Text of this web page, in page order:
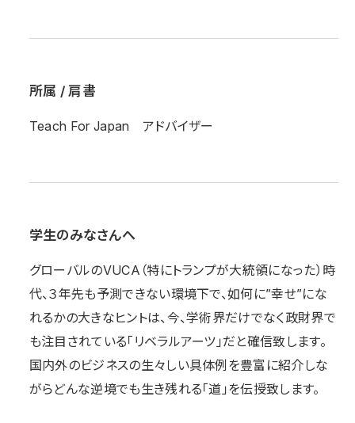
所属 / 肩書
Teach For Japan アドバイザー
学生のみなさんへ
グローバルのVUCA（特にトランプが大統領になった）時
代、３年先も予測できない環境下で、如何に”幸せ”にな
れるかの大きなヒントは、今、学術界だけでなく政財界で
も注目されている「リベラルアーツ」だと確信致します。
国内外のビジネスの生々しい具体例を豊富に紹介しな
がらどんな逆境でも生き残れる「道」を伝授致します。